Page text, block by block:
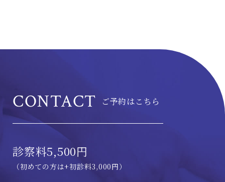
CONTACT ご予約はこちら
診察料5,500円
（初めての方は+初診料3,000円）